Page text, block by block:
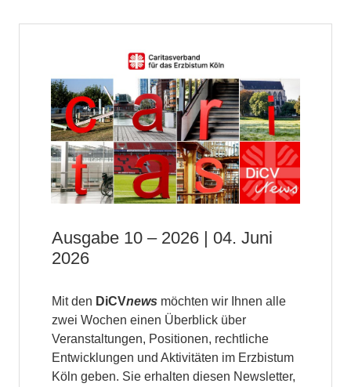
Ausgabe 10 – 2026 | 04. Juni
2026
Mit den DiCVnews möchten wir Ihnen alle
zwei Wochen einen Überblick über
Veranstaltungen, Positionen, rechtliche
Entwicklungen und Aktivitäten im Erzbistum
Köln geben. Sie erhalten diesen Newsletter,